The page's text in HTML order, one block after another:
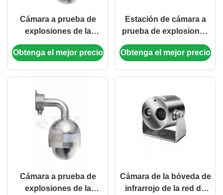
Cámara a prueba de
explosiones de la
bóveda de 1.3MP 20X
Marine Salty Proof High
Obtenga el mejor precio
Estación de cámara a
prueba de explosiones
antiexplosión de la
bóveda de 2MP 20X con
Obtenga el mejor precio
Cámara a prueba de
explosiones de la
Cámara de la bóveda de
infrarrojo de la red de